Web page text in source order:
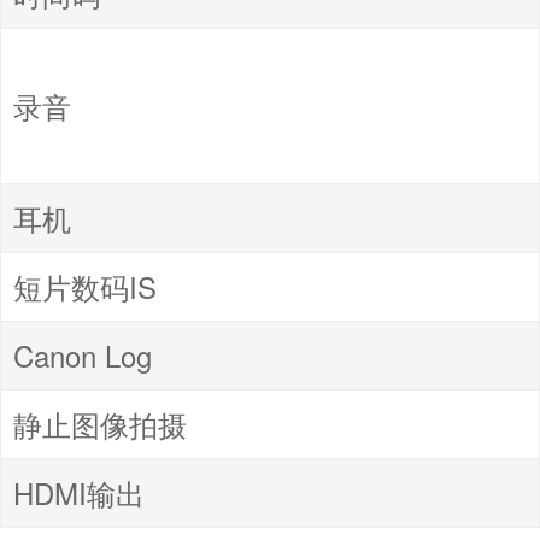
录音
耳机
短片数码IS
Canon Log
静止图像拍摄
HDMI输出